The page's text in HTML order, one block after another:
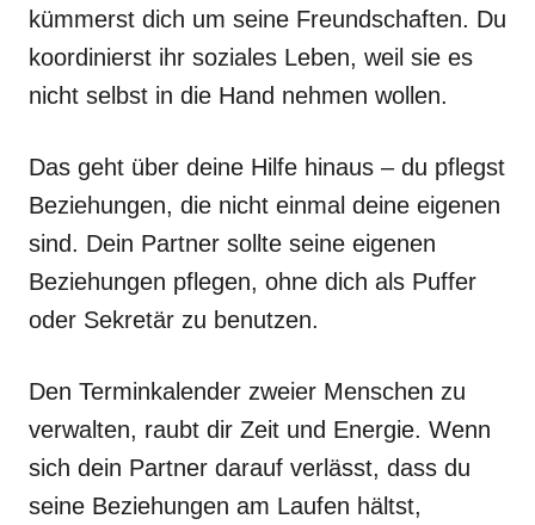
kümmerst dich um seine Freundschaften. Du
koordinierst ihr soziales Leben, weil sie es
nicht selbst in die Hand nehmen wollen.
Das geht über deine Hilfe hinaus – du pflegst
Beziehungen, die nicht einmal deine eigenen
sind. Dein Partner sollte seine eigenen
Beziehungen pflegen, ohne dich als Puffer
oder Sekretär zu benutzen.
Den Terminkalender zweier Menschen zu
verwalten, raubt dir Zeit und Energie. Wenn
sich dein Partner darauf verlässt, dass du
seine Beziehungen am Laufen hältst,